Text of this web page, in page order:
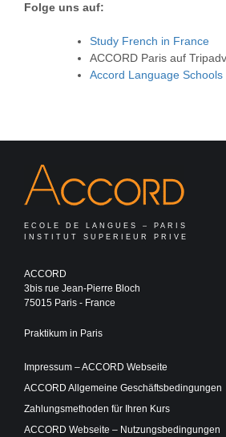
Folge uns auf:
Study French in France
ACCORD Paris auf
Accord Language Schools
ECOLE DE LANGUES – PARIS
INSTITUT SUPERIEUR PRIVE
ACCORD
3bis rue Jean-Pierre Bloch
75015 Paris - France
Praktikum in Paris
Impressum – ACCORD Webseite
ACCORD Allgemeine Geschäftsbedingungen
Zahlungsmethoden für Ihren Kurs
ACCORD Webseite – Nutzungsbedingungen